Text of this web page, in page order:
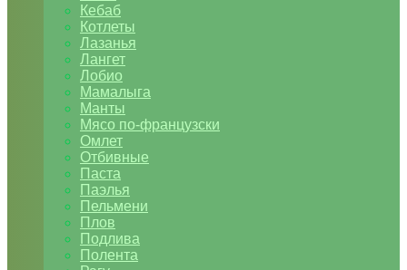
Кебаб
Котлеты
Лазанья
Лангет
Лобио
Мамалыга
Манты
Мясо по-французски
Омлет
Отбивные
Паста
Паэлья
Пельмени
Плов
Подлива
Полента